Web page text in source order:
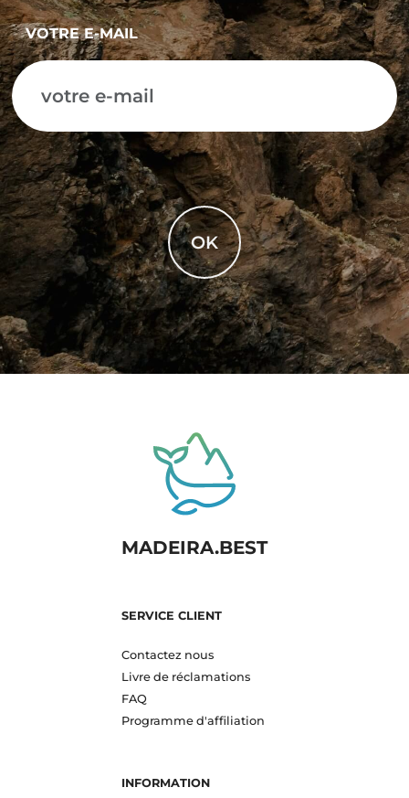
VOTRE E-MAIL
OK
MADEIRA.BEST
SERVICE CLIENT
Contactez nous
Livre de réclamations
FAQ
Programme d'affiliation
INFORMATION